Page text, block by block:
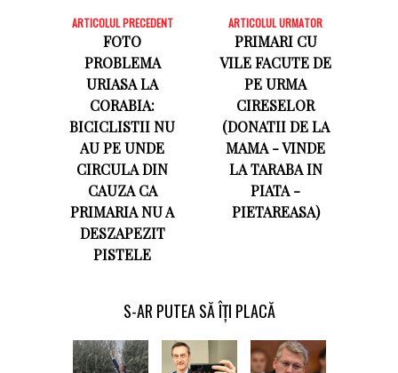
ARTICOLUL PRECEDENT
FOTO
PROBLEMA
URIASA LA
CORABIA:
BICICLISTII NU
AU PE UNDE
CIRCULA DIN
CAUZA CA
PRIMARIA NU A
DESZAPEZIT
PISTELE
ARTICOLUL URMATOR
PRIMARI CU
VILE FACUTE DE
PE URMA
CIRESELOR
(DONATII DE LA
MAMA - VINDE
LA TARABA IN
PIATA -
PIETAREASA)
S-AR PUTEA SĂ ÎȚI PLACĂ